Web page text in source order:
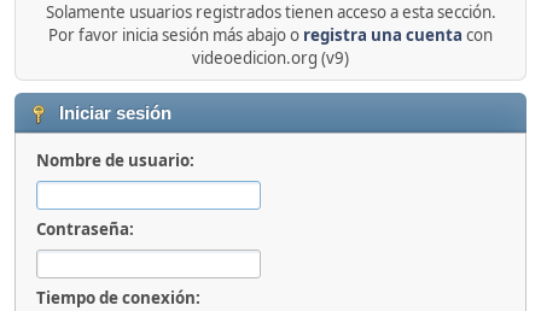
Solamente usuarios registrados tienen acceso a esta sección.
Por favor inicia sesión más abajo o registra una cuenta con
videoedicion.org (v9)
Iniciar sesión
Nombre de usuario:
Contraseña:
Tiempo de conexión: